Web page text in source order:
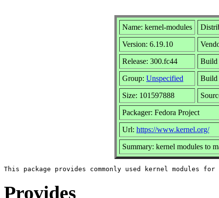
Name: kernel-modules
Version: 6.19.10
Release: 300.fc44 Build
Group: Unspecified Build
Size: 101597888
Packager: Fedora Project
Url: https://www.kernel.org/
Summary: kernel modules to
Provides